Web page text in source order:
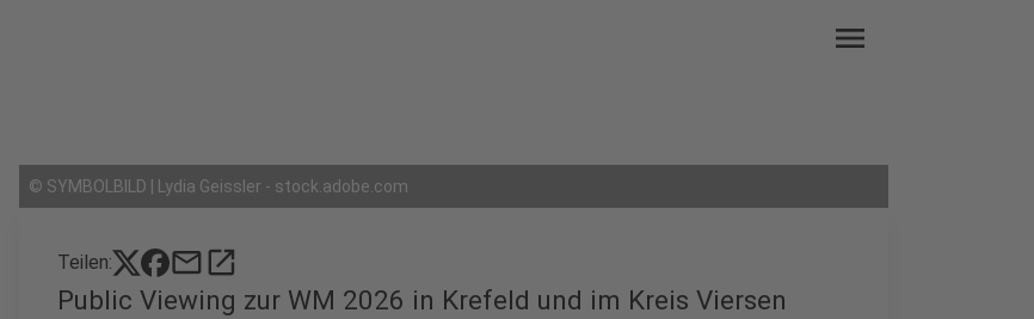
menu
© SYMBOLBILD | Lydia Geissler - stock.adobe.com
Teilen: mailopen_in_new
Public Viewing zur WM 2026 in Krefeld und im Kreis Viersen